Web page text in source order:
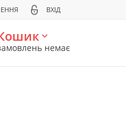
ВХІД
немає